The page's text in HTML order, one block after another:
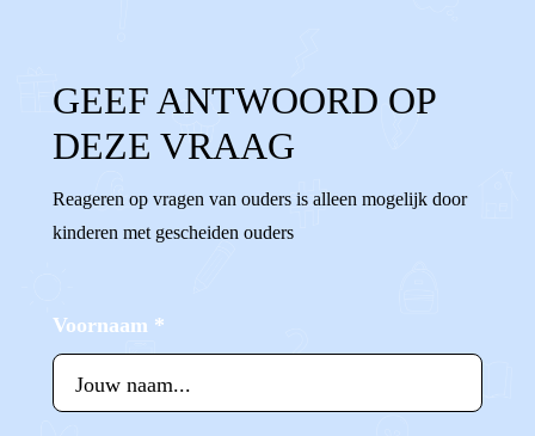
GEEF ANTWOORD OP
DEZE VRAAG
Reageren op vragen van ouders is alleen mogelijk door
kinderen met gescheiden ouders
Voornaam *